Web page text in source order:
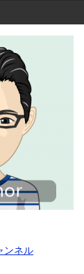
ンネル